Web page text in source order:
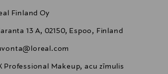
Finland Oy
13 A, 02150, Espoo, Finland
Professional Makeup, acu zīmulis